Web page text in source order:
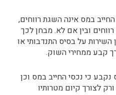
במס אינה השגת רווחים,
ובין אם לא. מבחן לכך
על בסיס התנדבותי או
קבע ממחירי השוק.
נקבע כי נכסי החייב במס וכן
לצורך קיום מטרותיו